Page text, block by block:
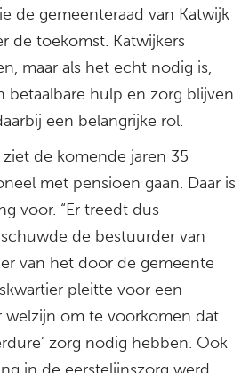
de gemeenteraad van Katwijk
de toekomst. Katwijkers
maar als het echt nodig is,
betaalbare hulp en zorg blijven.
een belangrijke rol.
de komende jaren 35
met pensioen gaan. Daar is
voor. “Er treedt dus
de bestuurder van
van het door de gemeente
pleitte voor een
welzijn om te voorkomen dat
zorg nodig hebben. Ook